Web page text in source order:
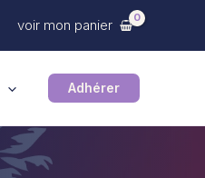
voir mon panier
Adhérer